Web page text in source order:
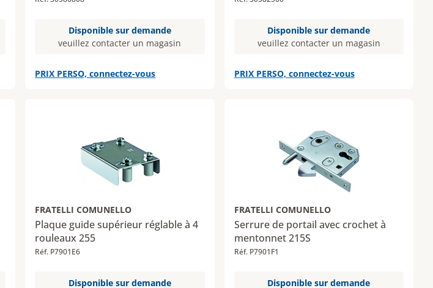
Disponible sur demande
veuillez contacter un magasin
PRIX PERSO, connectez-vous
Disponible sur demande
veuillez contacter un magasin
PRIX PERSO, connectez-vous
FRATELLI COMUNELLO
Plaque guide supérieur réglable à 4
rouleaux 255
Réf. P7901E6
Disponible sur demande
FRATELLI COMUNELLO
Serrure de portail avec crochet à
mentonnet 215S
Réf. P7901F1
Disponible sur demande